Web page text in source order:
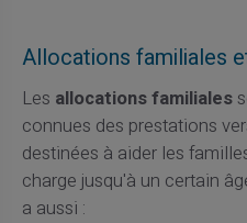
Allocations familiales
Les allocations familiales
connues des prestations
destinées à aider les
charge jusqu'à un certain
a aussi :